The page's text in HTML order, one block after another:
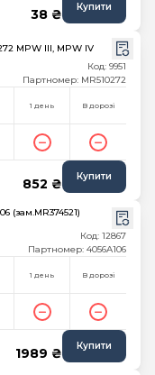
38 ₴ Купити
MPW III, MPW IV
Код: 9951
Партномер: MR510272
1 день В дорозі
852 ₴ Купити
(зам.MR374521)
Код: 12867
Партномер: 4056A106
1 день В дорозі
1989 ₴ Купити